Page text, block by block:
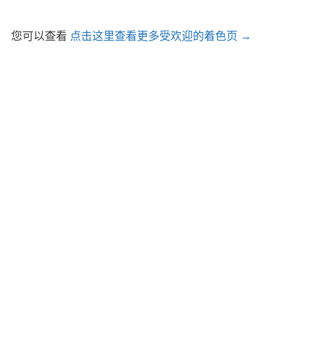
您可以查看 点击这里查看更多受欢迎的着色页 →